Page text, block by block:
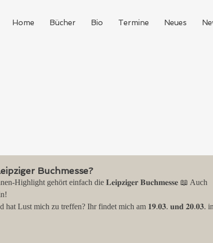
Home Bücher Bio Termine Neues
Buchmesse?
Highlight gehört einfach die 𝐋𝐞𝐢𝐩𝐳𝐢𝐠𝐞𝐫 𝐁𝐮𝐜𝐡𝐦𝐞𝐬𝐬𝐞 📖 Auch
hat Lust mich zu treffen? Ihr findet mich am 𝟏𝟗.𝟎𝟑. 𝐮𝐧𝐝 𝟐𝟎.𝟎𝟑. in